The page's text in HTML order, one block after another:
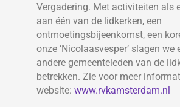
Vergadering. Met activiteiten als
aan één van de lidkerken, een
ontmoetingsbijeenkomst, een
onze ‘Nicolaasvesper’ slagen we
andere gemeenteleden van de
betrekken. Zie voor meer
website: www.rvkamsterdam.nl